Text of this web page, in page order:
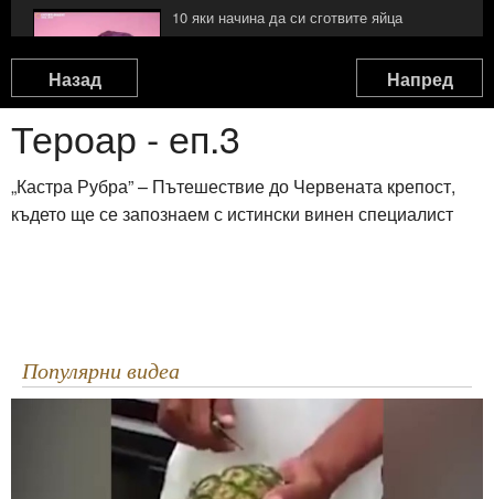
10 яки начина да си сготвите яйца
1:32
Какво да правим с черупките от яйцата
1:53
Taco Braid
0:37
Как да филетирате шаран
7:20
Филетиране на Щука
5:19
Назад Напред
Тероар - еп.3
„Кастра Рубра” – Пътешествие до Червената крепост,
където ще се запознаем с истински винен специалист
Популярни видеа